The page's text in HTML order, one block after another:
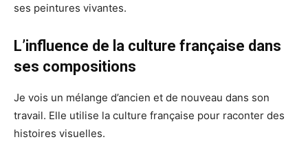
ses peintures vivantes.
L’influence de la culture française dans
ses compositions
Je vois un mélange d’ancien et de nouveau dans son
travail. Elle utilise la culture française pour raconter des
histoires visuelles.